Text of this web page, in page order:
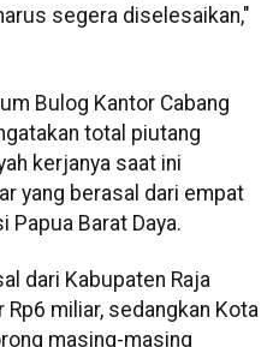
segera diselesaikan,"
Bulog Kantor Cabang
total piutang
kerjanya saat ini
yang berasal dari empat
Barat Daya.
dari Kabupaten Raja
miliar, sedangkan Kota
masing-masing